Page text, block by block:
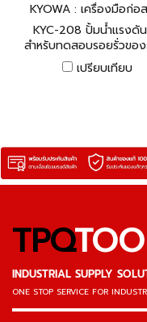
KYOWA : เครื่องมือก่อ
KYC-208 ปั้มน้ำแรงดั
สำหรับทดสอบรอยรั่วขอ
ท่อ KYOWA เคียววา
เปรียบเทียบ
TPQ
INDUSTRIAL SUPPLY
ONE STOP SERVICE FOR